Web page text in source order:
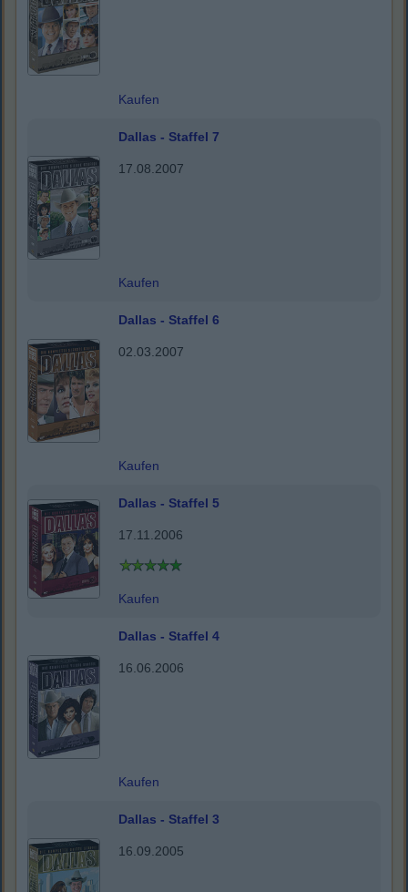
Kaufen
Dallas - Staffel 7
17.08.2007
Kaufen
Dallas - Staffel 6
02.03.2007
Kaufen
Dallas - Staffel 5
17.11.2006
Kaufen
Dallas - Staffel 4
16.06.2006
Kaufen
Dallas - Staffel 3
16.09.2005